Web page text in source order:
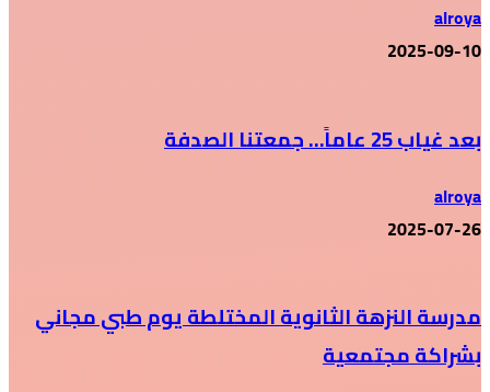
alroya
2025-09-10
بعد غياب 25 عاماً… جمعتنا الصدفة
alroya
2025-07-26
مدرسة النزهة الثانوية المختلطة يوم طبي مجاني
بشراكة مجتمعية